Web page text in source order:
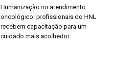
Humanização no atendimento
oncológico: profissionais do HNL
recebem capacitação para um
cuidado mais acolhedor